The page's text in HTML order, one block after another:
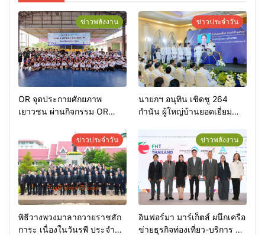
ข่าวพลังงาน
OR จุดประกายศักยภาพ
เยาวชน ผ่านกิจกรรม OR
ข่าวประจำวัน
นายกฯ อนุทิน เชิดชู 264
กำนัน ผู้ใหญ่บ้านยอดเยี่ยม
เกียรติยศแห่งการเสียสละ”
ข่าวประจำวัน
พิธีวางพวงมาลาถวายราชสัก
การะ เนื่องในวันรพี ประจำปี
ข่าวพลังงาน
อินฟอร์มา มาร์เก็ตส์ ผนึกเครือ
ข่ายธุรกิจท่องเที่ยว-บริการ จัด